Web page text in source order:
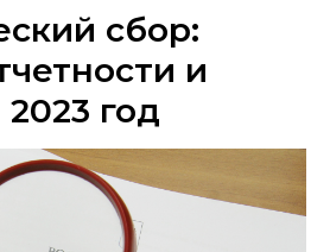
Реестр лицензий ЛК природопользователя
сбор:
и
год